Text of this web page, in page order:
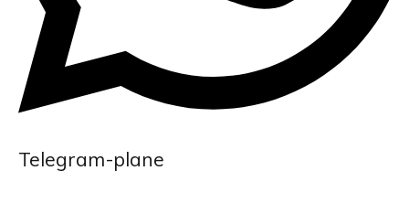
Telegram-plane